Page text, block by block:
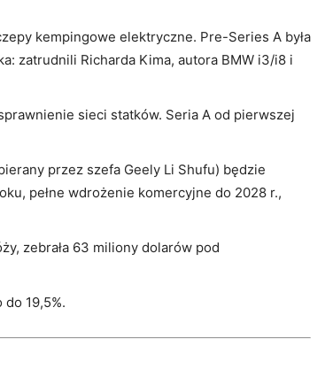
kempingowe elektryczne. Pre-Series A była
zatrudnili Richarda Kima, autora BMW i3/i8 i
sieci statków. Seria A od pierwszej
przez szefa Geely Li Shufu) będzie
pełne wdrożenie komercyjne do 2028 r.,
zebrała 63 miliony dolarów pod
19,5%.